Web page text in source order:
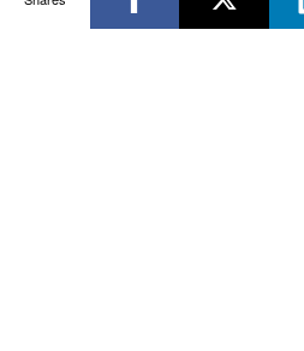
Powered by